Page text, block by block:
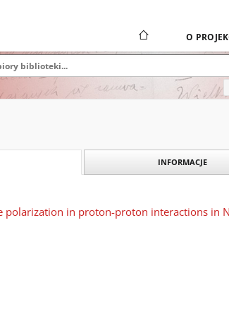
O
INFORMACJE
polarization in proton-proton interactions in